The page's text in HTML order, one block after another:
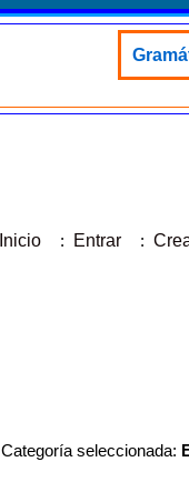
Inicio
: Entrar :
Categoría seleccionada: